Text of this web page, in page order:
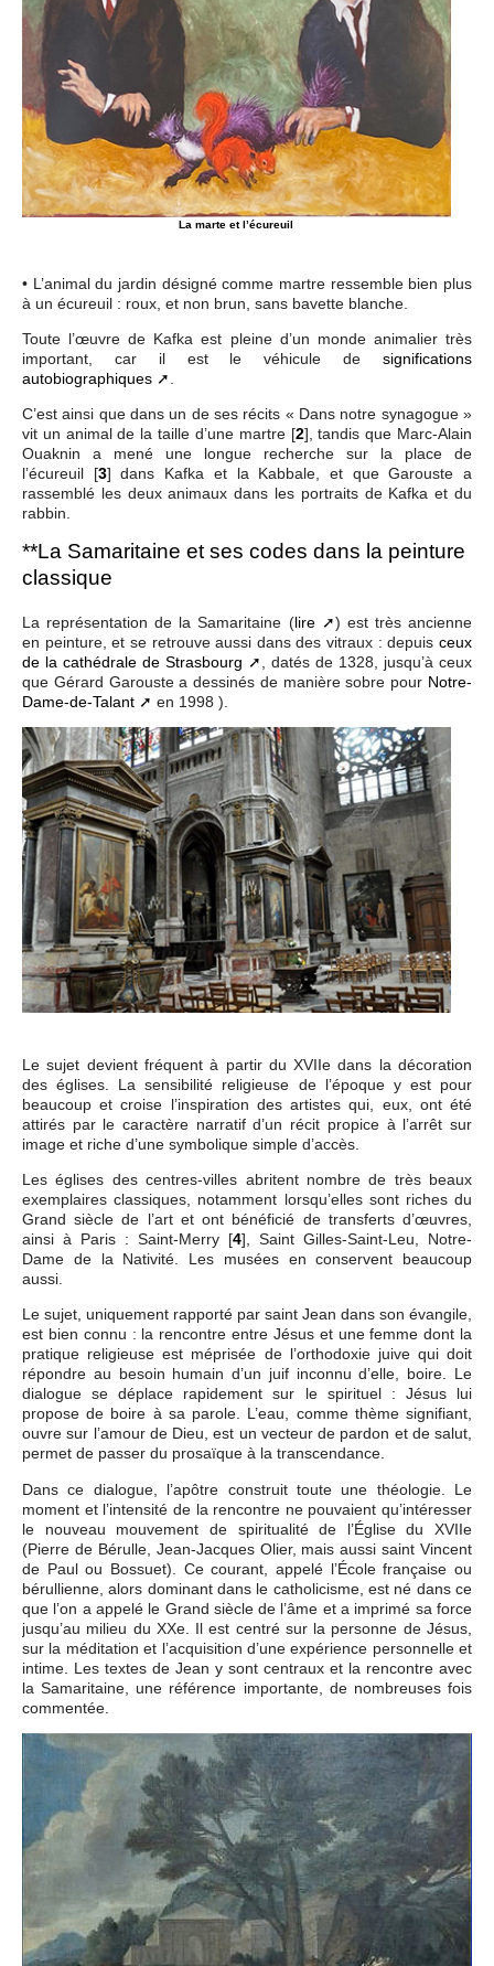
La marte et l’écureuil
• L’animal du jardin désigné comme martre ressemble bien plus
à un écureuil : roux, et non brun, sans bavette blanche.
Toute l’œuvre de Kafka est pleine d’un monde animalier très
important, car il est le véhicule de significations
autobiographiques
C’est ainsi que dans un de ses récits « Dans notre synagogue »
vit un animal de la taille d’une martre[2] , tandis que Marc-Alain
Ouaknin a mené une longue recherche sur la place de
l’écureuil [3] dans Kafka et la Kabbale, et que Garouste a
rassemblé les deux animaux dans les portraits de Kafka et du
rabbin.
**La Samaritaine et ses codes dans la peinture
classique
La représentation de la Samaritaine (lire
) est très ancienne
en peinture, et se retrouve aussi dans des vitraux : depuis ceux
de la cathédrale de Strasbourg
, datés de 1328, jusqu’à ceux
que Gérard Garouste a dessinés de manière sobre pour Notre-
Dame-de-Talant
en 1998 ).
Le sujet devient fréquent à partir du XVIIe dans la décoration
des églises. La sensibilité religieuse de l’époque y est pour
beaucoup et croise l’inspiration des artistes qui, eux, ont été
attirés par le caractère narratif d’un récit propice à l’arrêt sur
image et riche d’une symbolique simple d’accès.
Les églises des centres-villes abritent nombre de très beaux
exemplaires classiques, notamment lorsqu’elles sont riches du
Grand siècle de l’art et ont bénéficié de transferts d’œuvres,
ainsi à Paris : Saint-Merry [4], Saint Gilles-Saint-Leu, Notre-
Dame de la Nativité. Les musées en conservent beaucoup
aussi.
Le sujet, uniquement rapporté par saint Jean dans son évangile,
est bien connu : la rencontre entre Jésus et une femme dont la
pratique religieuse est méprisée de l’orthodoxie juive qui doit
répondre au besoin humain d’un juif inconnu d’elle, boire. Le
dialogue se déplace rapidement sur le spirituel : Jésus lui
propose de boire à sa parole. L’eau, comme thème signifiant,
ouvre sur l’amour de Dieu, est un vecteur de pardon et de salut,
permet de passer du prosaïque à la transcendance.
Dans ce dialogue, l’apôtre construit toute une théologie. Le
moment et l’intensité de la rencontre ne pouvaient qu’intéresser
le nouveau mouvement de spiritualité de l’Église du XVIIe
(Pierre de Bérulle, Jean-Jacques Olier, mais aussi saint Vincent
de Paul ou Bossuet). Ce courant, appelé l’École française ou
bérullienne, alors dominant dans le catholicisme, est né dans ce
que l’on a appelé le Grand siècle de l’âme et a imprimé sa force
jusqu’au milieu du XXe. Il est centré sur la personne de Jésus,
sur la méditation et l’acquisition d’une expérience personnelle et
intime. Les textes de Jean y sont centraux et la rencontre avec
la Samaritaine, une référence importante, de nombreuses fois
commentée.